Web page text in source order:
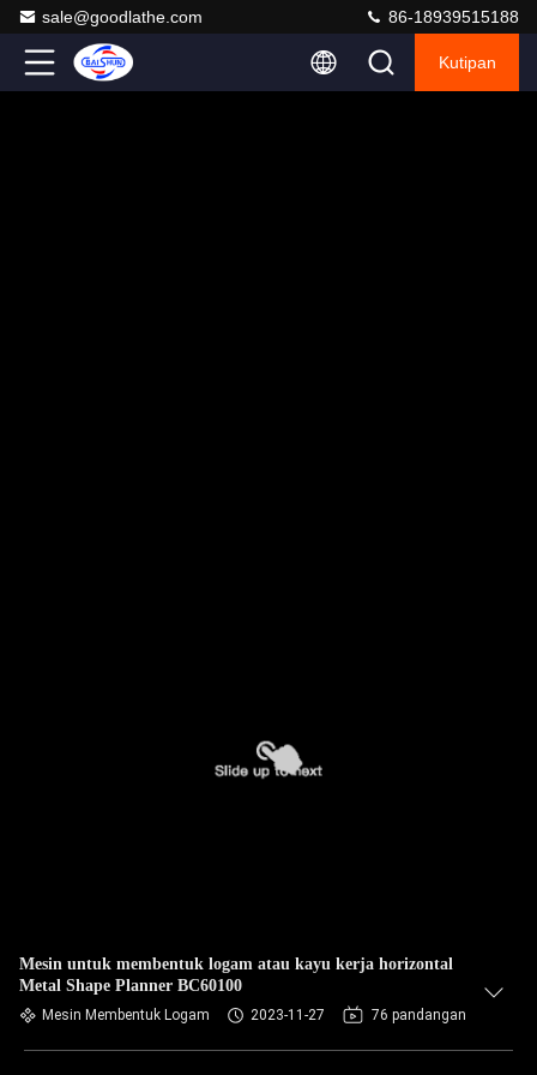
sale@goodlathe.com 86-18939515188
Kutipan
Mesin untuk membentuk logam atau kayu kerja horizontal
Metal Shape Planner BC60100
Mesin Membentuk Logam 2023-11-27 76 pandangan